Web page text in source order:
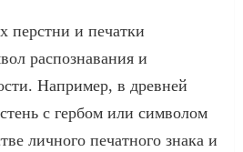
перстни и печатки
распознавания и
Например, в древней
с гербом или символом
личного печатного знака и